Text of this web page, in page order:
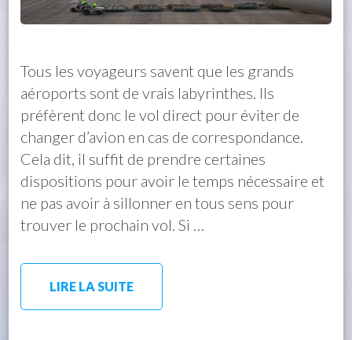
Tous les voyageurs savent que les grands
aéroports sont de vrais labyrinthes. Ils
préfèrent donc le vol direct pour éviter de
changer d’avion en cas de correspondance.
Cela dit, il suffit de prendre certaines
dispositions pour avoir le temps nécessaire et
ne pas avoir à sillonner en tous sens pour
trouver le prochain vol. Si …
LIRE LA SUITE